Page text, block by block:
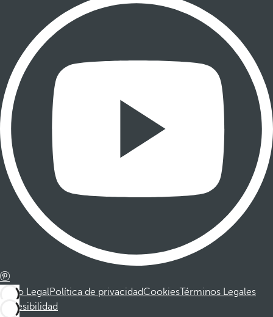
Aviso LegalPolítica de privacidadCookiesTérminos Legales
Accesibilidad